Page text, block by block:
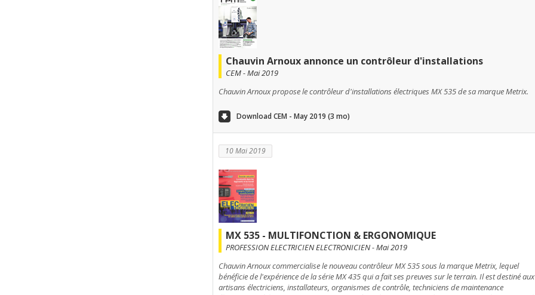
Chauvin Arnoux annonce un contrôleur d'installations
CEM - Mai 2019
Chauvin Arnoux propose le contrôleur d'installations électriques MX 535 de sa marque Metrix.
Download CEM - May 2019 (3 mo)
10 Mai 2019
MX 535 - MULTIFONCTION & ERGONOMIQUE
PROFESSION ELECTRICIEN ELECTRONICIEN - Mai 2019
Chauvin Arnoux commercialise le nouveau contrôleur MX 535 sous la marque Metrix, lequel
bénéficie de l'expérience de la série MX 435 qui a fait ses preuves sur le terrain. Il est destiné aux
artisans électriciens, installateurs, organismes de contrôle, techniciens de maintenance